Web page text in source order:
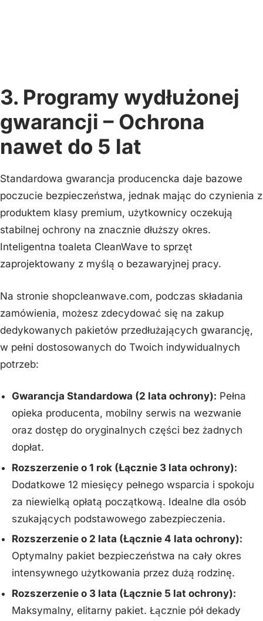
3. Programy wydłużonej
gwarancji – Ochrona
nawet do 5 lat
Standardowa gwarancja producencka daje bazowe
poczucie bezpieczeństwa, jednak mając do czynienia z
produktem klasy premium, użytkownicy oczekują
stabilnej ochrony na znacznie dłuższy okres.
Inteligentna toaleta CleanWave to sprzęt
zaprojektowany z myślą o bezawaryjnej pracy.
Na stronie shopcleanwave.com, podczas składania
zamówienia, możesz zdecydować się na zakup
dedykowanych pakietów przedłużających gwarancję,
w pełni dostosowanych do Twoich indywidualnych
potrzeb:
Gwarancja Standardowa (2 lata ochrony): Pełna
opieka producenta, mobilny serwis na wezwanie
oraz dostęp do oryginalnych części bez żadnych
dopłat.
Rozszerzenie o 1 rok (Łącznie 3 lata ochrony):
Dodatkowe 12 miesięcy pełnego wsparcia i spokoju
za niewielką opłatą początkową. Idealne dla osób
szukających podstawowego zabezpieczenia.
Rozszerzenie o 2 lata (Łącznie 4 lata ochrony):
Optymalny pakiet bezpieczeństwa na cały okres
intensywnego użytkowania przez dużą rodzinę.
Rozszerzenie o 3 lata (Łącznie 5 lat ochrony):
Maksymalny, elitarny pakiet. Łącznie pół dekady